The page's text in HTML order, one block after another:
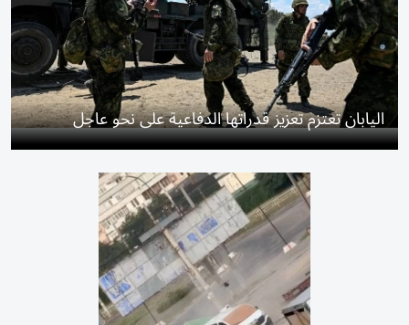
اليابان تعتزم تعزيز قدراتها الدفاعية على نحو عاجل